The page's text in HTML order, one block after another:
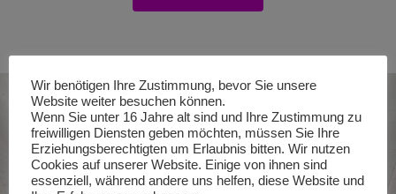
Wir benötigen Ihre Zustimmung, bevor Sie unsere
Website weiter besuchen können.
Wenn Sie unter 16 Jahre alt sind und Ihre Zustimmung zu
freiwilligen Diensten geben möchten, müssen Sie Ihre
Erziehungsberechtigten um Erlaubnis bitten. Wir nutzen
Cookies auf unserer Website. Einige von ihnen sind
essenziell, während andere uns helfen, diese Website und